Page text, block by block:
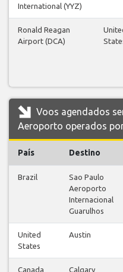
International (YYZ)
Ronald Reagan
Airport (DCA)
Voos agendados
Aeroporto operados
País Destino
Brazil
Sao Paulo
Aeroporto
Internacional
Guarulhos
United
States
Austin
Canada Calgary